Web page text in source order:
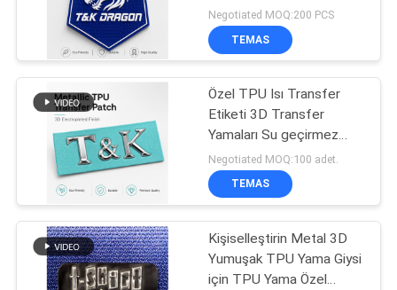
Etkilere Sahip Ekolojik
Dostu Malzeme Giyim
Logo Şapka Çantalar
Negotiated MOQ:200 PCS
TEMAS
Özel TPU Isı Transfer
Etiketi 3D Transfer
Yamaları Su geçirmez
Metal Rozetler Giysi
Çantalar Ayakkabılar Sıkı
Tavsiye
Negotiated MOQ:100 adet.
TEMAS
Kişiselleştirin Metal 3D
Yumuşak TPU Yama Giysi
için TPU Yama Özel